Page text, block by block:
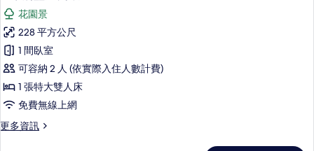
片
泳
池,
泳
池
景
觀
的
間
臥
室,
私
人
泳
池,
泳
池
觀
示
皇
家
別
墅,
1
間
臥
花園景
228 平方公尺
1 間臥室
可容納 2 人 (依實際入住人數計費)
1 張特大雙人床
免費無線上網
更多資訊
更